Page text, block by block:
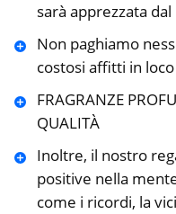
sarà apprezzata
Non paghiamo
costosi affitti in loco
FRAGRANZE
QUALITÀ
Inoltre, il nostro
positive nella
come i ricordi, la